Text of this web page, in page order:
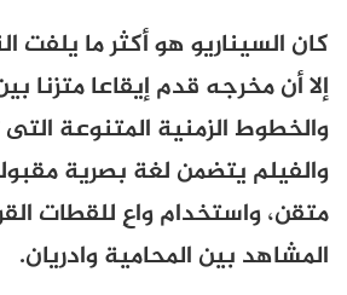
كان السيناريو هو أكثر ما يلفت
إلا أن مخرجه قدم إيقاعا متزنا
والخطوط الزمنية المتنوعة
والفيلم يتضمن لغة بصرية
متقن، واستخدام واعِ للقطات
المشاهد بين المحامية وادريان.